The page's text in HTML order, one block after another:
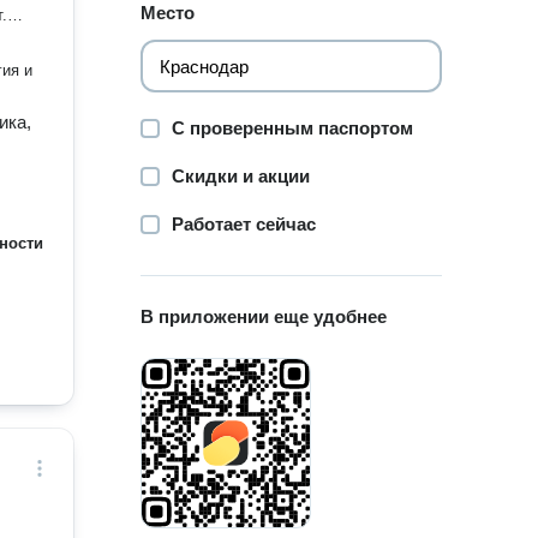
и
Место
С проверенным паспортом
Скидки и акции
Работает сейчас
В приложении еще удобнее